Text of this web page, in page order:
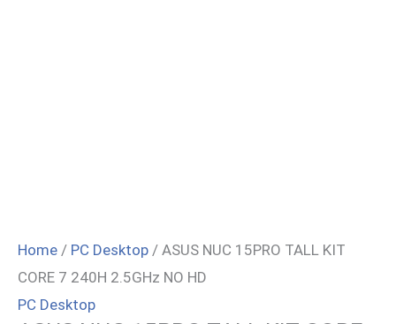
Home / PC Desktop / ASUS NUC 15PRO TALL KIT
CORE 7 240H 2.5GHz NO HD
PC Desktop